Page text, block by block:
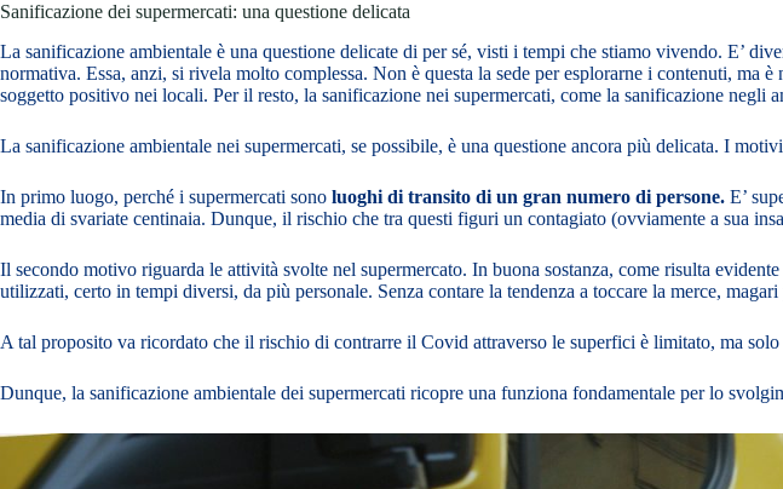
Sanificazione dei supermercati: una questione delicata
La sanificazione ambientale è una questione delicate di per sé, visti i tempi che stiamo vivendo. E’
normativa. Essa, anzi, si rivela molto complessa. Non è questa la sede per esplorarne i contenuti, ma è
soggetto positivo nei locali. Per il resto, la sanificazione nei supermercati, come la sanificazione negli
La sanificazione ambientale nei supermercati, se possibile, è una questione ancora più delicata. I
In primo luogo, perché i supermercati sono luoghi di transito di un gran numero di persone. E’
media di svariate centinaia. Dunque, il rischio che tra questi figuri un contagiato (ovviamente a sua
Il secondo motivo riguarda le attività svolte nel supermercato. In buona sostanza, come risulta
utilizzati, certo in tempi diversi, da più personale. Senza contare la tendenza a toccare la merce,
A tal proposito va ricordato che il rischio di contrarre il Covid attraverso le superfici è limitato, ma solo
Dunque, la sanificazione ambientale dei supermercati ricopre una funziona fondamentale per lo